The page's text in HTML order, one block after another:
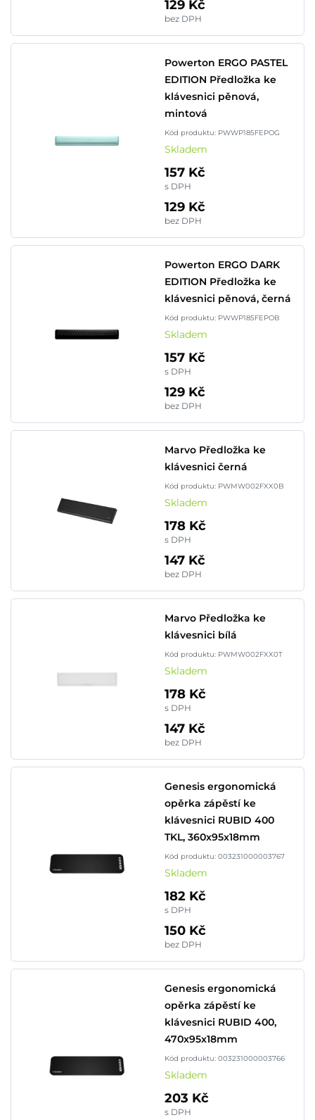
129 Kč
bez DPH
Powerton ERGO PASTEL
EDITION Předložka ke
klávesnici pěnová,
mintová
Kód produktu: PWWP185FEPOG
Skladem
157 Kč
s DPH
129 Kč
bez DPH
Powerton ERGO DARK
EDITION Předložka ke
klávesnici pěnová, černá
Kód produktu: PWWP185FEPOB
Skladem
157 Kč
s DPH
129 Kč
bez DPH
Marvo Předložka ke
klávesnici černá
Kód produktu: PWMW002FXX0B
Skladem
178 Kč
s DPH
147 Kč
bez DPH
Marvo Předložka ke
klávesnici bílá
Kód produktu: PWMW002FXX0T
Skladem
178 Kč
s DPH
147 Kč
bez DPH
Genesis ergonomická
opěrka zápěstí ke
klávesnici RUBID 400
TKL, 360x95x18mm
Kód produktu: 003231000003767
Skladem
182 Kč
s DPH
150 Kč
bez DPH
Genesis ergonomická
opěrka zápěstí ke
klávesnici RUBID 400,
470x95x18mm
Kód produktu: 003231000003766
Skladem
203 Kč
s DPH